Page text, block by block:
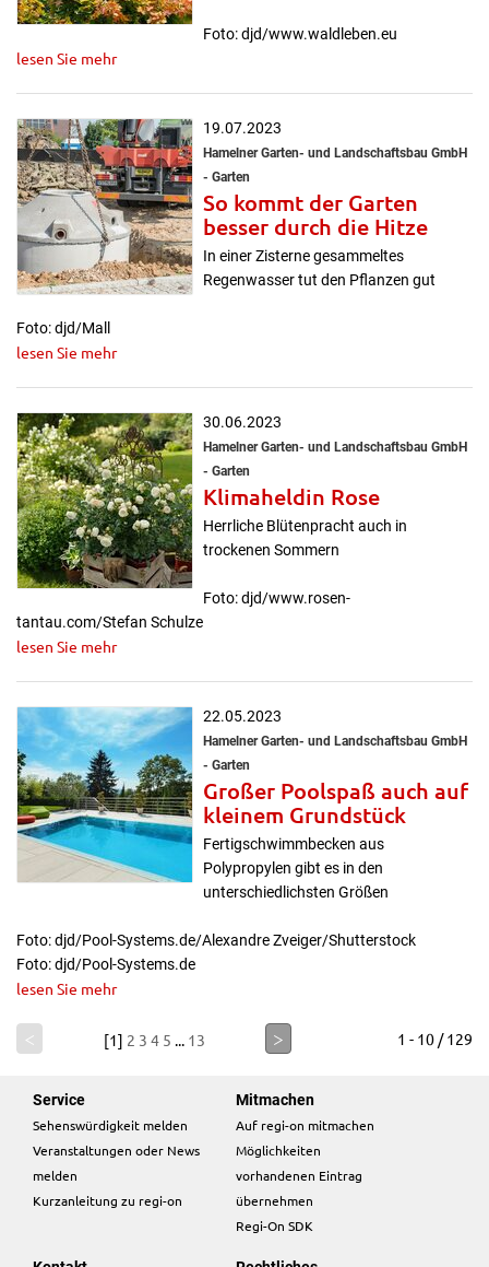
Foto: djd/www.waldleben.eu
lesen Sie mehr
19.07.2023
Hamelner Garten- und Landschaftsbau GmbH
- Garten
So kommt der Garten
besser durch die Hitze
In einer Zisterne gesammeltes
Regenwasser tut den Pflanzen gut
Foto: djd/Mall
lesen Sie mehr
30.06.2023
Hamelner Garten- und Landschaftsbau GmbH
- Garten
Klimaheldin Rose
Herrliche Blütenpracht auch in
trockenen Sommern
Foto: djd/www.rosen-
tantau.com/Stefan Schulze
lesen Sie mehr
22.05.2023
Hamelner Garten- und Landschaftsbau GmbH
- Garten
Großer Poolspaß auch auf
kleinem Grundstück
Fertigschwimmbecken aus
Polypropylen gibt es in den
unterschiedlichsten Größen
Foto: djd/Pool-Systems.de/Alexandre Zveiger/Shutterstock
Foto: djd/Pool-Systems.de
lesen Sie mehr
< [1] 2 3 4 5 ... 13 > 1 - 10 / 129
Service
Sehenswürdigkeit melden
Veranstaltungen oder News
melden
Kurzanleitung zu regi-on
Mitmachen
Auf regi-on mitmachen
Möglichkeiten
vorhandenen Eintrag
übernehmen
Regi-On SDK